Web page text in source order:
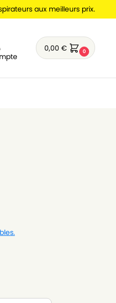
aux meilleurs prix.
0,00€ 0